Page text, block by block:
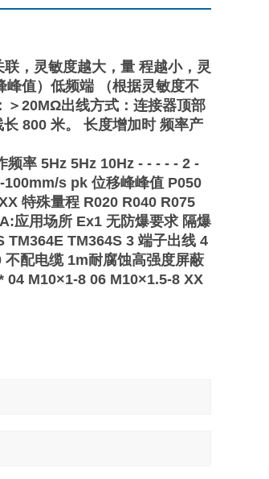
，灵敏度越大，量 程越小，灵
值）低频端 （根据灵敏度不
＞20MΩ出线方式：连接器顶部
800 米。 长度增加时 频率产
频率 5Hz 5Hz 10Hz - - - - - 2 -
s pk 位移峰峰值 P050
特殊量程 R020 R040 R075
应用场所 Ex1 无防爆要求 隔爆
TM364S 3 端子出线 4
配电缆 1m耐腐蚀高强度屏蔽
04 M10×1-8 06 M10×1.5-8 XX